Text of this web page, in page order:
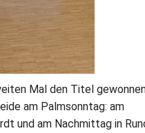
Mal den Titel
am Palmsonntag: am
und am Nachmittag in